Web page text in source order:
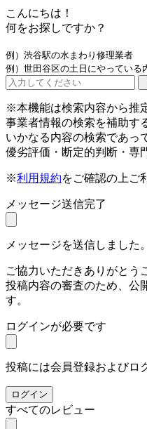
こんにちは！
何をお探しですか？
例）渋谷駅の水まわり修理業者
例）世田谷区の土日にやっている
※本機能は検索内容から推
事業者情報の検索を補助す
いかなる内容の検索であっ
優劣評価・断定的判断・専
※利用規約をご確認の上ご
メッセージ送信完了
メッセージを送信しました。
ご協力いただきありがとう
投稿内容の審査のため、公
す。
ログインが必要です
投稿には会員登録およびロ
ログイン
すべてのレビュー